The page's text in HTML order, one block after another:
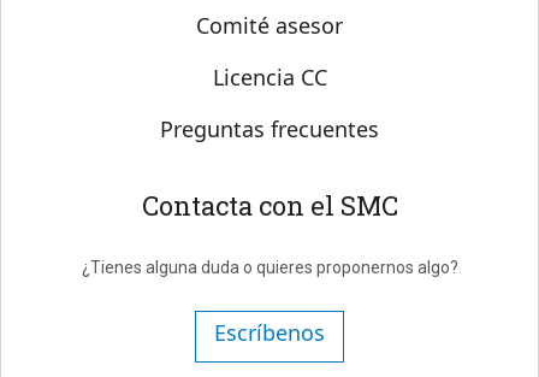
Comité asesor
Licencia CC
Preguntas frecuentes
Contacta con el SMC
¿Tienes alguna duda o quieres proponernos algo?
Escríbenos